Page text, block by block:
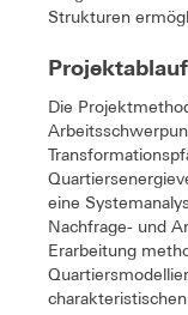
Strukturen
Projektablauf
Die
eine
Nachfrage- und
Erarbeitung